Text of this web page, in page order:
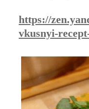
https://
vkusnyi-